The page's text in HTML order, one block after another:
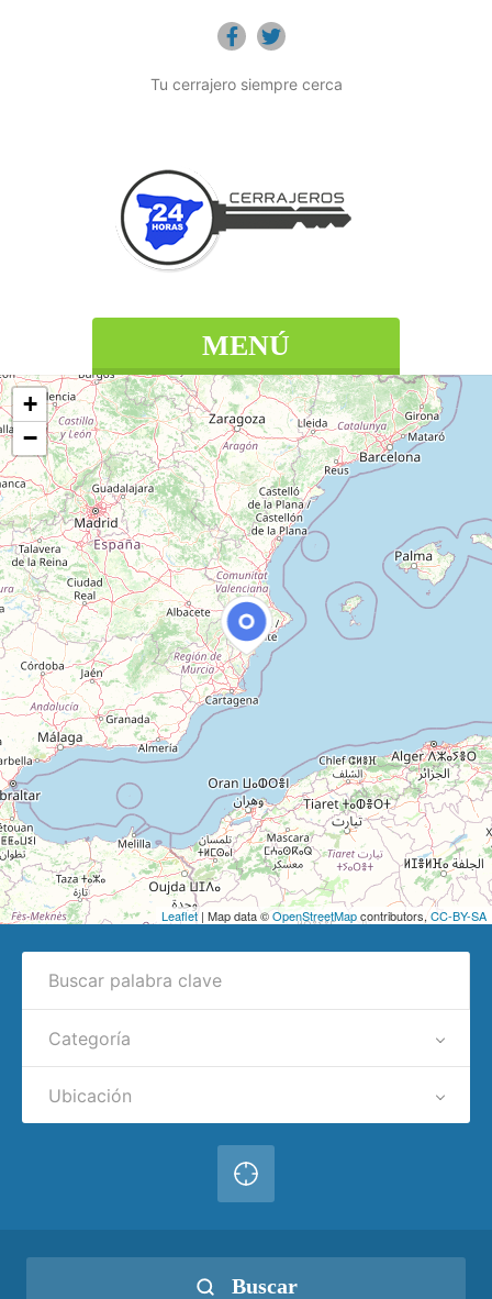
Tu cerrajero siempre cerca
MENÚ
+
−
Leaflet | Map data ©OpenStreetMapcontributors,CC-BY-SA
Categoría
Ubicación
Buscar